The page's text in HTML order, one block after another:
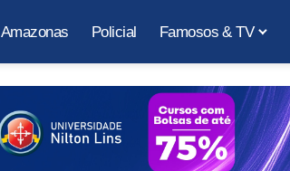
Amazonas Policial Famosos & TV